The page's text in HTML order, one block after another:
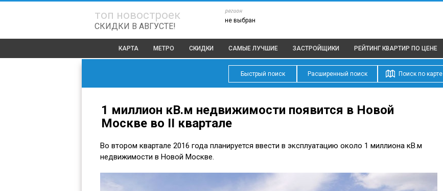
топ новостроек
СКИДКИ В АВГУСТЕ!
регион
не выбран
КАРТА МЕТРО СКИДКИ САМЫЕ ЛУЧШИЕ ЗАСТРОЙЩИКИ РЕЙТИНГ КВАРТИР ПО ЦЕНЕ
Быстрый поиск Расширенный поиск Поиск по карте
1 миллион кВ.м недвижимости появится в Новой
Москве во II квартале
Во втором квартале 2016 года планируется ввести в эксплуатацию около 1 миллиона кВ.м
недвижимости в Новой Москве.